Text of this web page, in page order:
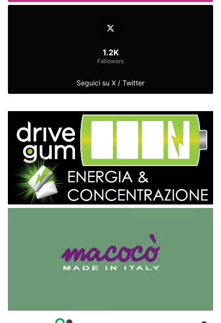
Seguici su X / Twitter
1.2K
Followers